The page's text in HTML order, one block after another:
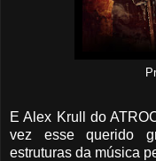
E Alex Krull do
vez esse querido
estruturas da música